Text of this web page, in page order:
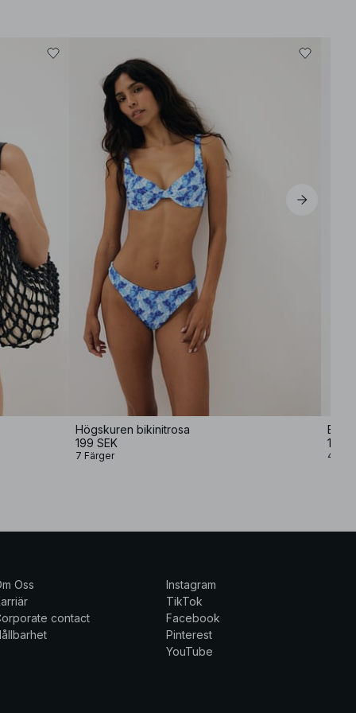
Högskuren bikinitrosa
199 SEK
7 Färger 4
Oss
contact
Instagram
TikTok
Facebook
Pinterest
YouTube